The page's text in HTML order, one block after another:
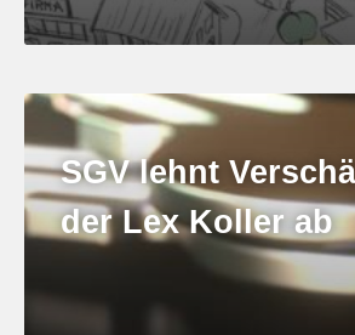
SGV lehnt
der Lex Koller ab